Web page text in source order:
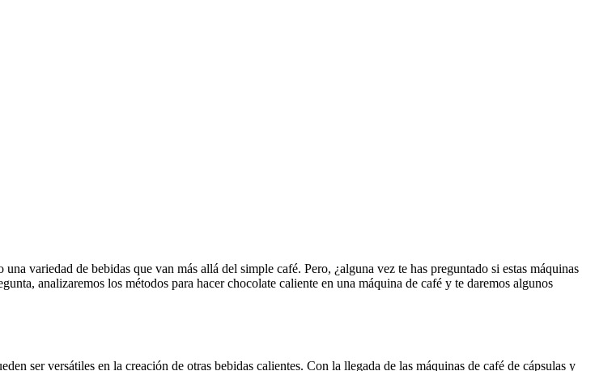
variedad de bebidas que van más allá del simple café. Pero, ¿alguna vez te has preguntado si estas máquinas
analizaremos los métodos para hacer chocolate caliente en una máquina de café y te daremos algunos
ser versátiles en la creación de otras bebidas calientes. Con la llegada de las máquinas de café de cápsulas y